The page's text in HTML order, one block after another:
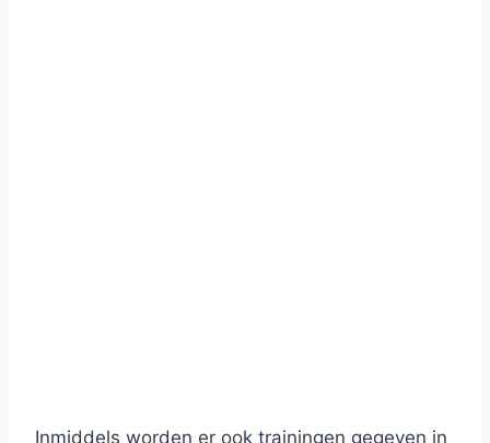
Inmiddels worden er ook trainingen gegeven in